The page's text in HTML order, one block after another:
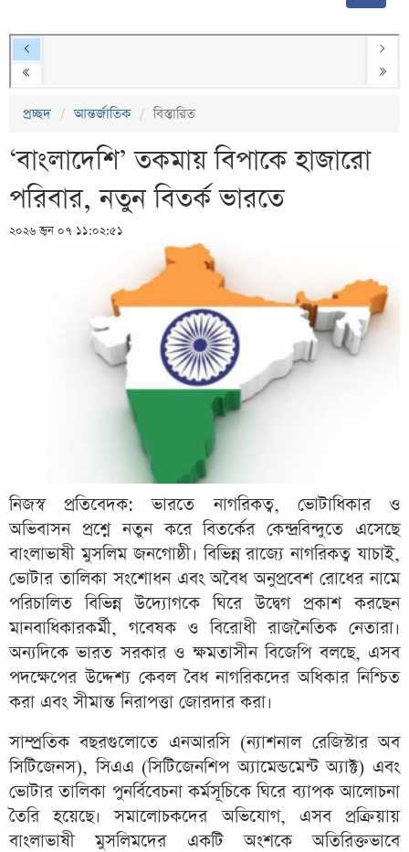
প্রচ্ছদ আন্তর্জাতিক বিস্তারিত
‘বাংলাদেশি’ তকমায় বিপাকে হাজারো
পরিবার, নতুন বিতর্ক ভারতে
২০২৬ জুন ০৭ ১১:০২:৫১
নিজস্ব প্রতিবেদক: ভারতে নাগরিকত্ব, ভোটাধিকার ও
অভিবাসন প্রশ্নে নতুন করে বিতর্কের কেন্দ্রবিন্দুতে এসেছে
বাংলাভাষী মুসলিম জনগোষ্ঠী। বিভিন্ন রাজ্যে নাগরিকত্ব যাচাই,
ভোটার তালিকা সংশোধন এবং অবৈধ অনুপ্রবেশ রোধের নামে
পরিচালিত বিভিন্ন উদ্যোগকে ঘিরে উদ্বেগ প্রকাশ করছেন
মানবাধিকারকর্মী, গবেষক ও বিরোধী রাজনৈতিক নেতারা।
অন্যদিকে ভারত সরকার ও ক্ষমতাসীন বিজেপি বলছে, এসব
পদক্ষেপের উদ্দেশ্য কেবল বৈধ নাগরিকদের অধিকার নিশ্চিত
করা এবং সীমান্ত নিরাপত্তা জোরদার করা।
সাম্প্রতিক বছরগুলোতে এনআরসি (ন্যাশনাল রেজিস্টার অব
সিটিজেনস), সিএএ (সিটিজেনশিপ অ্যামেন্ডমেন্ট অ্যাক্ট) এবং
ভোটার তালিকা পুনর্বিবেচনা কর্মসূচিকে ঘিরে ব্যাপক আলোচনা
তৈরি হয়েছে। সমালোচকদের অভিযোগ, এসব প্রক্রিয়ায়
বাংলাভাষী মুসলিমদের একটি অংশকে অতিরিক্তভাবে